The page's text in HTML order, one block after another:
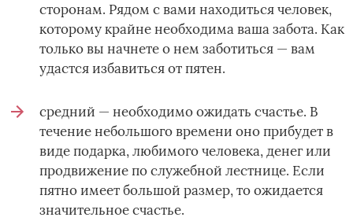
сторонам. Рядом с вами находиться человек,
которому крайне необходима ваша забота. Как
только вы начнете о нем заботиться — вам
удастся избавиться от пятен.
средний — необходимо ожидать счастье. В
течение небольшого времени оно прибудет в
виде подарка, любимого человека, денег или
продвижение по служебной лестнице. Если
пятно имеет большой размер, то ожидается
значительное счастье.